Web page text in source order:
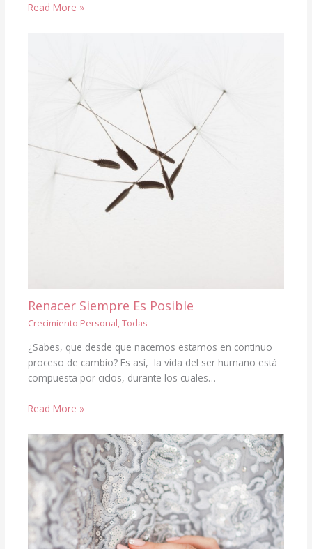
Read More »
Renacer Siempre Es Posible
Crecimiento Personal,Todas
¿Sabes, que desde que nacemos estamos en continuo
proceso de cambio? Es así, la vida del ser humano está
compuesta por ciclos, durante los cuales…
Read More »